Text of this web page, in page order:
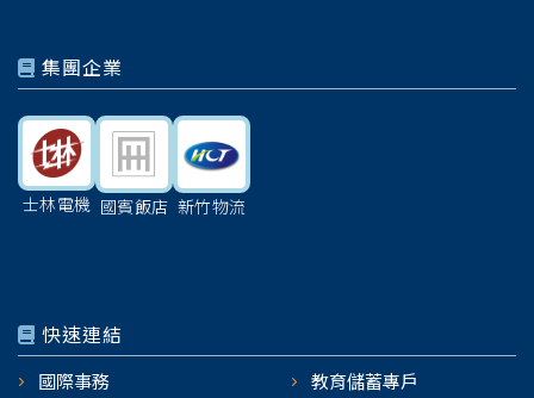
集團企業
士林電機 國賓飯店 新竹物流
快速連結
國際事務 教育儲蓄專戶